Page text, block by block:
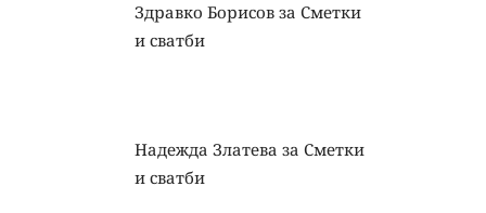
Здравко Борисовза Сметки
и сватби
Надежда Златева за Сметки
и сватби